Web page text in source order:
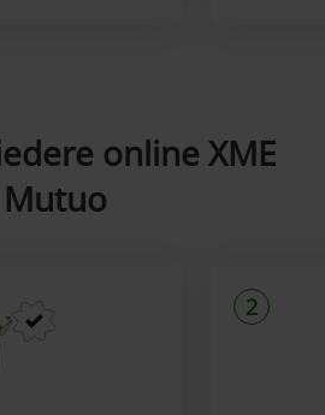
online XME
Mutuo
2